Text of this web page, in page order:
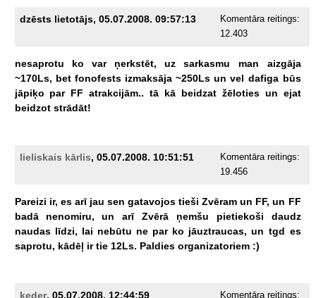
dzēsts lietotājs, 05.07.2008. 09:57:13
Komentāra reitings:
12.403
nesaprotu ko var ņerkstēt, uz sarkasmu man
aizgāja
~170Ls, bet fonofests izmaksāja ~250Ls un vel dafiga būs
jāpiķo par FF atrakcijām.. tā kā beidzat žēloties un ejat
beidzot strādāt!
lieliskais kārlis, 05.07.2008. 10:51:51
Komentāra reitings:
19.456
Pareizi ir, es arī jau sen gatavojos tieši Zvēram un FF, un FF
badā
nenomiru, un arī Zvērā ņemšu pietiekoši
daudz
naudas līdzi, lai nebūtu ne par ko jāuztraucas, un tgd es
saprotu, kādēļ ir tie 12Ls. Paldies organizatoriem :)
keder, 05.07.2008. 12:44:59 Komentāra reitings: